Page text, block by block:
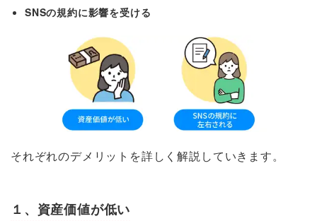
SNSの規約に影響を受ける
それぞれのデメリットを詳しく解説していきます。
１、資産価値が低い